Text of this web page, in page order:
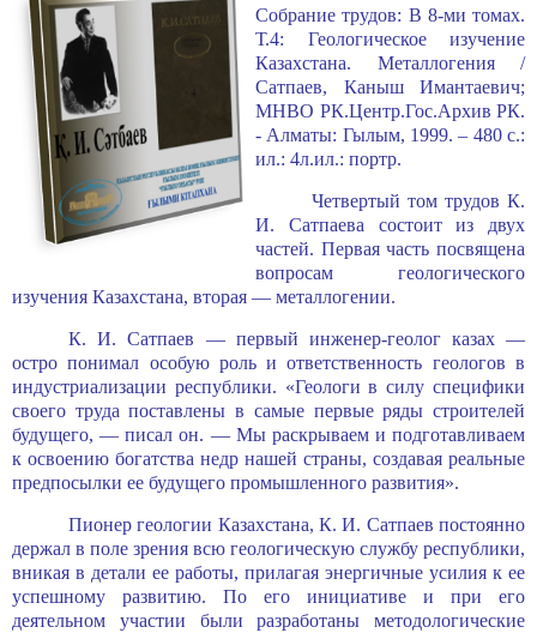
Собрание трудов: В 8-ми томах.
Т.4: Геологическое изучение
Казахстана. Металлогения /
Сатпаев, Каныш Имантаевич;
МНВО РК.Центр.Гос.Архив РК.
- Алматы: Гылым, 1999. – 480 с.:
ил.: 4л.ил.: портр.
Четвертый том трудов К.
И. Сатпаева состоит из двух
частей. Пер­вая часть посвящена
вопросам геологического
изучения Казахстана, вто­рая — металлогении.
К. И. Сатпаев — первый инженер-геолог казах —
остро понимал особую роль и ответственность геологов в
индустриализации республики. «Геологи в силу специфики
своего труда поставлены в самые первые ряды строите­лей
будущего, — писал он. — Мы раскрываем и подготавливаем
к освое­нию богатства недр нашей страны, создавая реальные
предпосылки ее бу­дущего промышленного развития».
Пионер геологии Казахстана, К. И. Сатпаев постоянно
держал в поле зрения всю геологическую службу республики,
вникая в детали ее работы, прилагая энергичные усилия к ее
успешному развитию. По его инициативе и при его
деятельном участии были разработаны методологические